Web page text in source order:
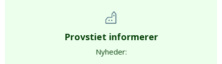
Provstiet informerer
Nyheder: